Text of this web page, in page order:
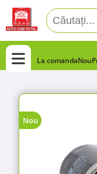
La comandaNou
Nou